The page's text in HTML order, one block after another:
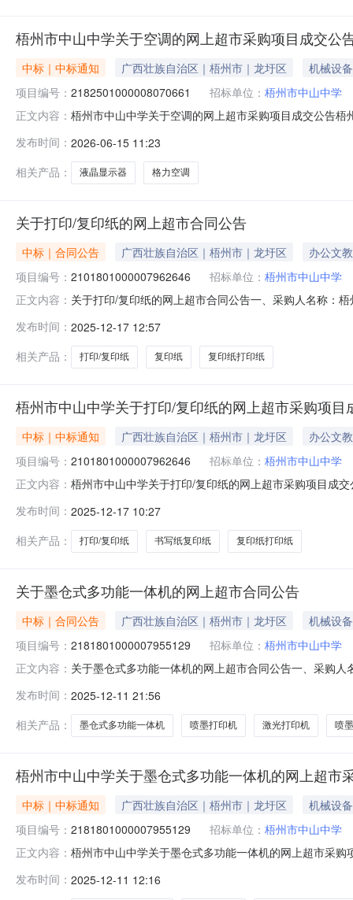
梧州市中山中学关于空调的网上超市采购项目成交公
中标｜中标通知 广西壮族自治区｜梧州市｜龙圩区
机械设备
项目编号： 2182501000008070661 招标单位： 梧州市中山中学
正文内容： 梧州市中山中学关于空调的网上超市采购项目成交公告
采购计划文号信息采购计划金额1LXZC2026-W1-
发布时间： 2026-06-15 11:23
相关产品：
液晶显示器 格力空调
关于打印/复印纸的网上超市合同公告
中标｜合同公告 广西壮族自治区｜梧州市｜龙圩区
办公文教
项目编号： 2101801000007962646 招标单位： 梧州市中山中学
正文内容： 关于打印/复印纸的网上超市合同公告一、采购人名称：
8K/70克件45.00270121502亚太森博60gA360gA4书写
发布时间： 2025-12-17 12:57
相关产品：
打印/复印纸 复印纸 复印纸打印纸
梧州市中山中学关于打印/复印纸的网上超市采购项目
中标｜中标通知 广西壮族自治区｜梧州市｜龙圩区
办公文教
项目编号： 2101801000007962646 招标单位： 梧州市中山中学
正文内容： 梧州市中山中学关于打印/复印纸的网上超市采购项目成
话:13977442502采购计划信息：序号采购计划文号信
发布时间： 2025-12-17 10:27
相关产品：
打印/复印纸 书写纸复印纸 复印纸打印纸
关于墨仓式多功能一体机的网上超市合同公告
中标｜合同公告 广西壮族自治区｜梧州市｜龙圩区
机械设备
项目编号： 2181801000007955129 招标单位： 梧州市中山中学
正文内容： 关于墨仓式多功能一体机的网上超市合同公告一、采购
功能一体机爱普生/EpsonL4268台1.00185018502兄弟
发布时间： 2025-12-11 21:56
相关产品：
墨仓式多功能一体机 喷墨打印机 激光打印机 喷
梧州市中山中学关于墨仓式多功能一体机的网上超市
中标｜中标通知 广西壮族自治区｜梧州市｜龙圩区
机械设备
项目编号： 2181801000007955129 招标单位： 梧州市中山中学
正文内容： 梧州市中山中学关于墨仓式多功能一体机的网上超市采
项目联系电话:13977442502采购计划信息：序号采购计
发布时间： 2025-12-11 12:16